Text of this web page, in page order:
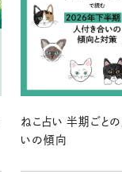
ねこ占い 半期ごと
いの傾向